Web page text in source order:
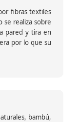
fibras textiles
se realiza sobre
pared y tira en
por lo que su
bambú,